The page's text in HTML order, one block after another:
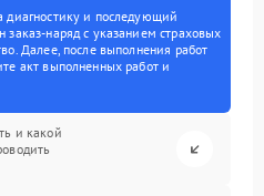
диагностику и последующий
заказ-наряд с указанием страховых
Далее, после выполнения работ
акт выполненных работ и
и какой